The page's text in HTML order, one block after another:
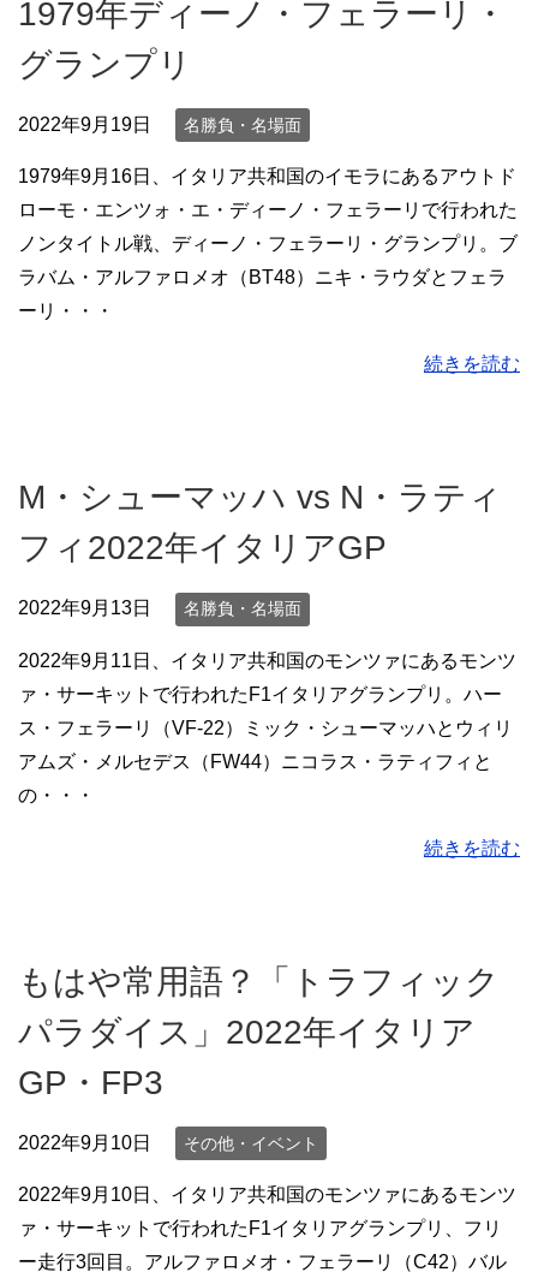
1979年ディーノ・フェラーリ・
グランプリ
2022年9月19日 名勝負・名場面
1979年9月16日、イタリア共和国のイモラにあるアウトド
ローモ・エンツォ・エ・ディーノ・フェラーリで行われた
ノンタイトル戦、ディーノ・フェラーリ・グランプリ。ブ
ラバム・アルファロメオ（BT48）ニキ・ラウダとフェラ
ーリ・・・
続きを読む
M・シューマッハ vs N・ラティ
フィ2022年イタリアGP
2022年9月13日 名勝負・名場面
2022年9月11日、イタリア共和国のモンツァにあるモンツ
ァ・サーキットで行われたF1イタリアグランプリ。ハー
ス・フェラーリ（VF-22）ミック・シューマッハとウィリ
アムズ・メルセデス（FW44）ニコラス・ラティフィと
の・・・
続きを読む
もはや常用語？「トラフィック
パラダイス」2022年イタリア
GP・FP3
2022年9月10日 その他・イベント
2022年9月10日、イタリア共和国のモンツァにあるモンツ
ァ・サーキットで行われたF1イタリアグランプリ、フリ
ー走行3回目。アルファロメオ・フェラーリ（C42）バル